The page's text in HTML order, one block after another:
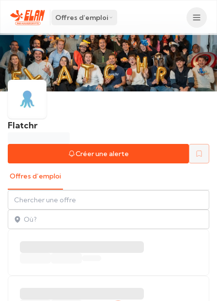
Offres d'emploi
Flatchr
Créer une alerte
Offres d’emploi